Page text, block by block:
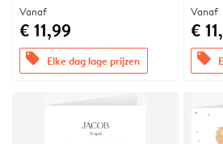
Vanaf
€ 11,99
offers Elke dag lage prijzen
Vanaf
€
offers